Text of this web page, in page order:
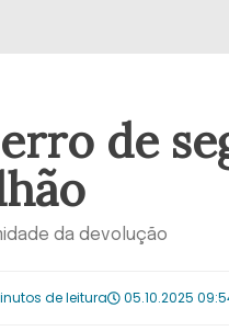
de
da devolução
de leitura 05.10.2025